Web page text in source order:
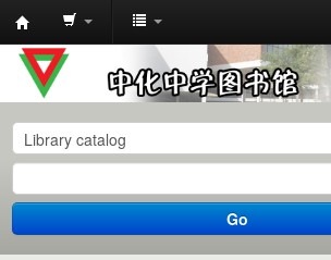
中
化
中
学
图
书
馆
Go